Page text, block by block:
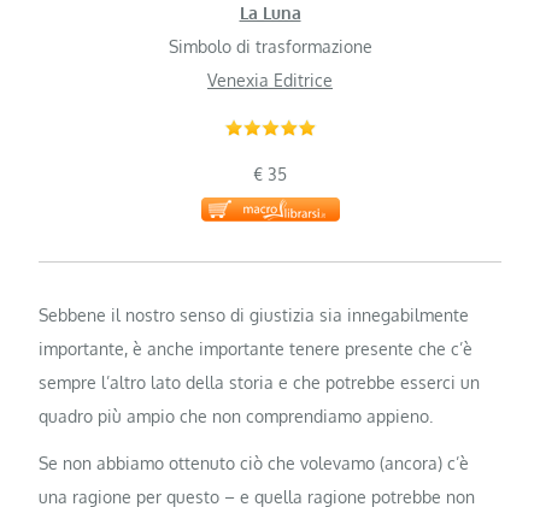
La Luna
Simbolo di trasformazione
Venexia Editrice
€ 35
Sebbene il nostro senso di giustizia sia innegabilmente
importante, è anche importante tenere presente che c’è
sempre l’altro lato della storia e che potrebbe esserci un
quadro più ampio che non comprendiamo appieno.
Se non abbiamo ottenuto ciò che volevamo (ancora) c’è
una ragione per questo – e quella ragione potrebbe non